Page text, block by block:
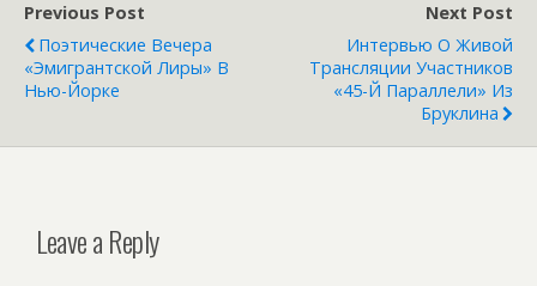
Previous Post
Поэтические Вечера
«Эмигрантской Лиры» В
Нью-Йорке
Next Post
Интервью О Живой
Трансляции Участников
«45-Й Параллели» Из
Бруклина
Leave a Reply